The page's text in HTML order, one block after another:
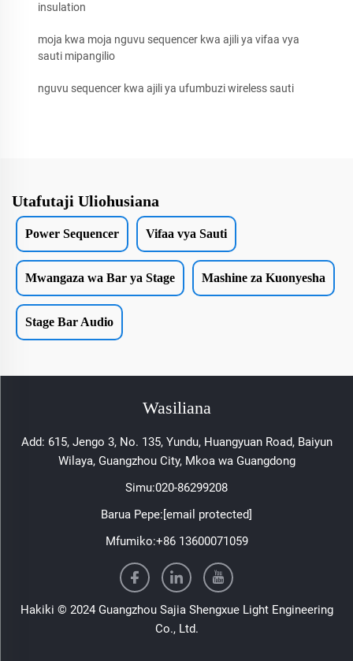
insulation
moja kwa moja nguvu sequencer kwa ajili ya vifaa vya
sauti mipangilio
nguvu sequencer kwa ajili ya ufumbuzi wireless sauti
Utafutaji Uliohusiana
Power Sequencer Vifaa vya Sauti
Mwangaza wa Bar ya Stage Mashine za Kuonyesha
Stage Bar Audio
Wasiliana
Add: 615, Jengo 3, No. 135, Yundu, Huangyuan Road, Baiyun
Wilaya, Guangzhou City, Mkoa wa Guangdong
Simu:020-86299208
Barua Pepe:[email protected]
Mfumiko:+86 13600071059
Hakiki © 2024 Guangzhou Sajia Shengxue Light Engineering
Co., Ltd.